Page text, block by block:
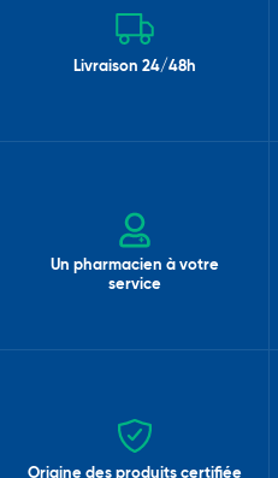
Livraison 24/48h
Un pharmacien à votre
service
Origine des produits certifiée